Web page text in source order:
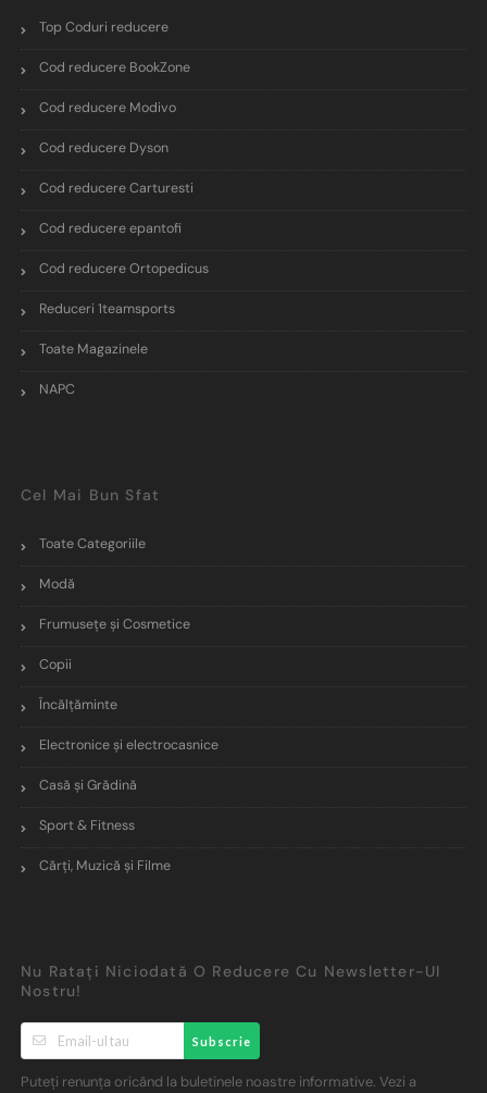
Top Coduri reducere
Cod reducere BookZone
Cod reducere Modivo
Cod reducere Dyson
Cod reducere Carturesti
Cod reducere epantofi
Cod reducere Ortopedicus
Reduceri 1teamsports
Toate Magazinele
NAPC
Cel Mai Bun Sfat
Toate Categoriile
Modă
Frumusețe și Cosmetice
Copii
Încălţăminte
Electronice și electrocasnice
Casă și Grădină
Sport & Fitness
Cărți, Muzică și Filme
Nu Ratați Niciodată O Reducere Cu Newsletter-Ul
Nostru!
Subscrie
Puteți renunța oricând la buletinele noastre informative. Vezi a